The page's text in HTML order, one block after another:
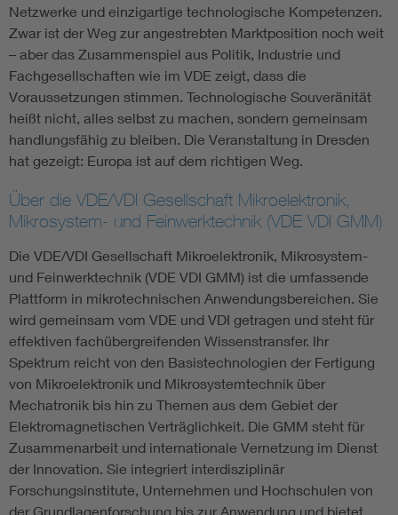
Netzwerke und einzigartige technologische Kompetenzen.
Zwar ist der Weg zur angestrebten Marktposition noch weit
– aber das Zusammenspiel aus Politik, Industrie und
Fachgesellschaften wie im VDE zeigt, dass die
Voraussetzungen stimmen. Technologische Souveränität
heißt nicht, alles selbst zu machen, sondern gemeinsam
handlungsfähig zu bleiben. Die Veranstaltung in Dresden
hat gezeigt: Europa ist auf dem richtigen Weg.
Über die VDE/VDI Gesellschaft Mikroelektronik,
Mikrosystem- und Feinwerktechnik (VDE VDI GMM)
Die VDE/VDI Gesellschaft Mikroelektronik, Mikrosystem-
und Feinwerktechnik (VDE VDI GMM) ist die umfassende
Plattform in mikrotechnischen Anwendungsbereichen. Sie
wird gemeinsam vom VDE und VDI getragen und steht für
effektiven fachübergreifenden Wissenstransfer. Ihr
Spektrum reicht von den Basistechnologien der Fertigung
von Mikroelektronik und Mikrosystemtechnik über
Mechatronik bis hin zu Themen aus dem Gebiet der
Elektromagnetischen Verträglichkeit. Die GMM steht für
Zusammenarbeit und internationale Vernetzung im Dienst
der Innovation. Sie integriert interdisziplinär
Forschungsinstitute, Unternehmen und Hochschulen von
der Grundlagenforschung bis zur Anwendung und bietet